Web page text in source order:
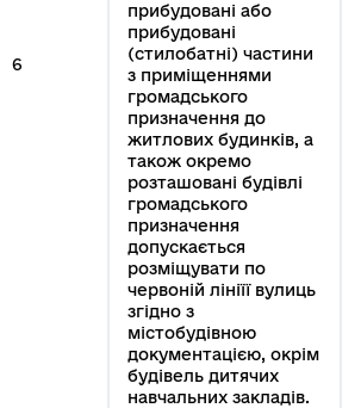
6
прибудовані або
прибудовані
(стилобатні) частини
з приміщеннями
громадського
призначення до
житлових будинків, а
також окремо
розташовані будівлі
громадського
призначення
допускається
розміщувати по
червоній лініїї вулиць
згідно з
містобудівною
документацією, окрім
будівель дитячих
навчальних закладів.